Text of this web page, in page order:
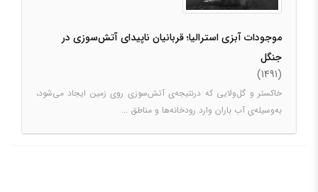
موجودات آبزی استرالیا؛ قربانیان ناپیدای آتش‌سوزی در
جنگل‌
(1491)
خاکستر و گل‌ولایی که درنتیجه‌ی آتش‌سوزی روی زمین ایجاد می‌شود،
به‌وسیله‌ی آب باران وارد رودخانه‌ها و مناطق ...